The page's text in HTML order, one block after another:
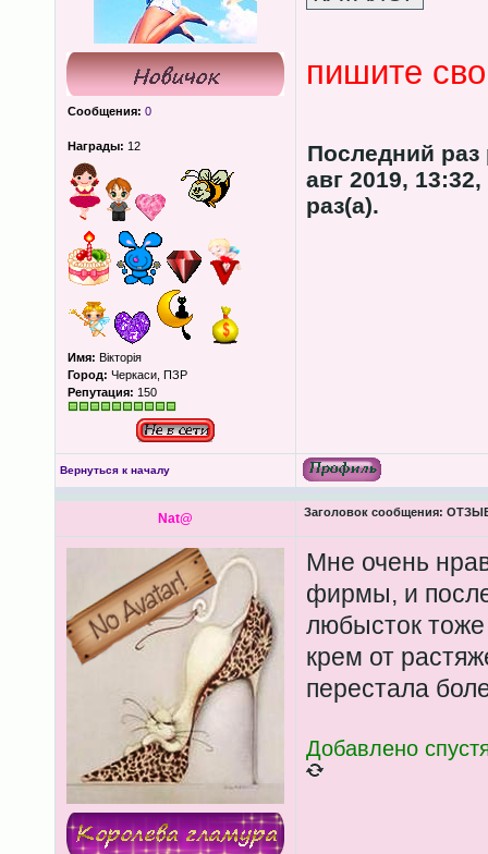
Сообщения: 0
Награды: 12
Имя: Вікторія
Город: Черкаси, ПЗР
Репутация: 150
пишите
Последний
авг 2019,
раз(а).
Вернуться к началу
Nаt@ Заголовок сообщения:
Мне очень
фирмы, и
любысток
крем от
перестала
Добавлено